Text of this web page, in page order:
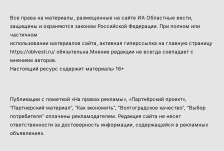
Все права на материалы, размещенные на сайте ИА Областные вести,
защищены и охраняются законом Российской Федерации. При полном или
частичном
использовании материалов сайта, активная гиперссылка на главную страницу
https://oblvesti.ru/ обязательна.Мнение редакции не всегда совпадает с
мнением авторов.
Настоящий ресурс содержит материалы 16+
Публикации с пометкой «На правах рекламы», «Партнёрский проект»,
“Партнерский материал”, “Как экономить”, “Волгоградское качество”, “Выбор
потребителя” оплачены рекламодателем. Редакция сайта не несет
ответственности за достоверность информации, содержащейся в рекламных
объявлениях.